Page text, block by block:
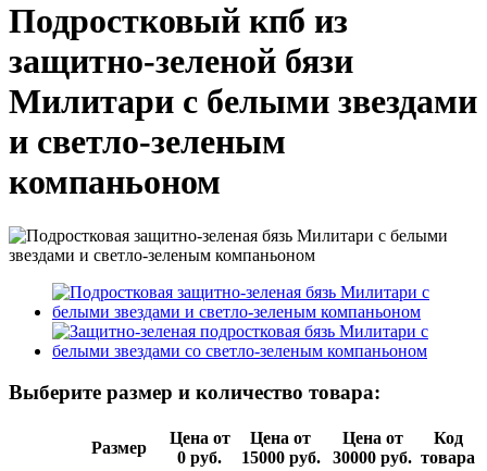
Подростковый кпб из
защитно-зеленой бязи
Милитари с белыми звездами
и светло-зеленым
компаньоном
Выберите размер и количество товара:
Размер
Цена от
0 руб.
Цена от
15000 руб.
Цена от
30000 руб.
Код
товара